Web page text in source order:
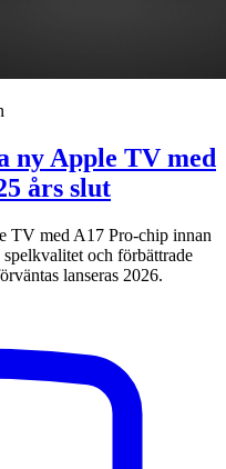
ny Apple TV med
års slut
TV med A17 Pro-chip innan
och förbättrade
lanseras 2026.